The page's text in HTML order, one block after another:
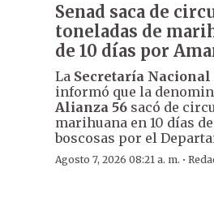
Senad saca de
toneladas de
de 10 días por
La Secretaría
informó que la
Alianza 56 sacó de
marihuana en 10 días
boscosas por el
Agosto 7, 2026 08:21 a. m. ·